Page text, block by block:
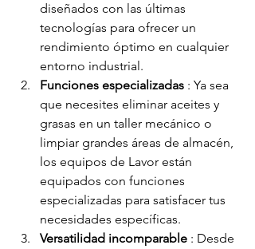
diseñados con las últimas
tecnologías para ofrecer un
rendimiento óptimo en cualquier
entorno industrial.
Funciones especializadas : Ya sea
que necesites eliminar aceites y
grasas en un taller mecánico o
limpiar grandes áreas de almacén,
los equipos de Lavor están
equipados con funciones
especializadas para satisfacer tus
necesidades específicas.
Versatilidad incomparable : Desde